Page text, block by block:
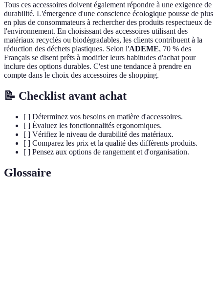
Tous ces accessoires doivent également répondre à une exigence de
durabilité. L'émergence d'une conscience écologique pousse de plus
en plus de consommateurs à rechercher des produits respectueux de
l'environnement. En choisissant des accessoires utilisant des
matériaux recyclés ou biodégradables, les clients contribuent à la
réduction des déchets plastiques. Selon l'ADEME, 70 % des
Français se disent prêts à modifier leurs habitudes d'achat pour
inclure des options durables. C'est une tendance à prendre en
compte dans le choix des accessoires de shopping.
📝 Checklist avant achat
[ ] Déterminez vos besoins en matière d'accessoires.
[ ] Évaluez les fonctionnalités ergonomiques.
[ ] Vérifiez le niveau de durabilité des matériaux.
[ ] Comparez les prix et la qualité des différents produits.
[ ] Pensez aux options de rangement et d'organisation.
Glossaire